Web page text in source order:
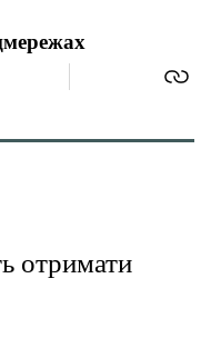
отримати